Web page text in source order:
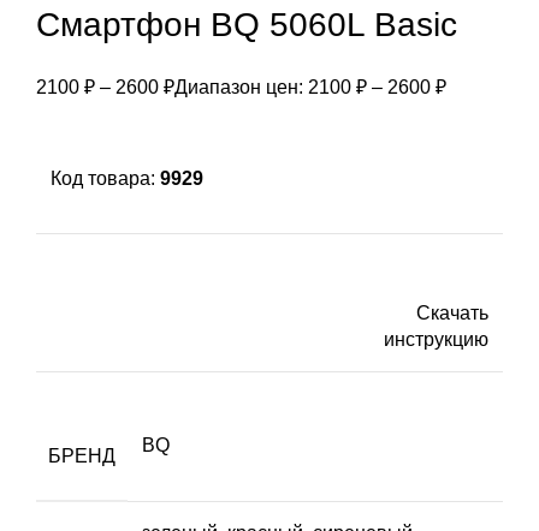
Смартфон BQ 5060L Basic
2100 ₽ – 2600 ₽Диапазон цен: 2100 ₽ – 2600 ₽
Код товара: 9929
Скачать
инструкцию
БРЕНД
BQ